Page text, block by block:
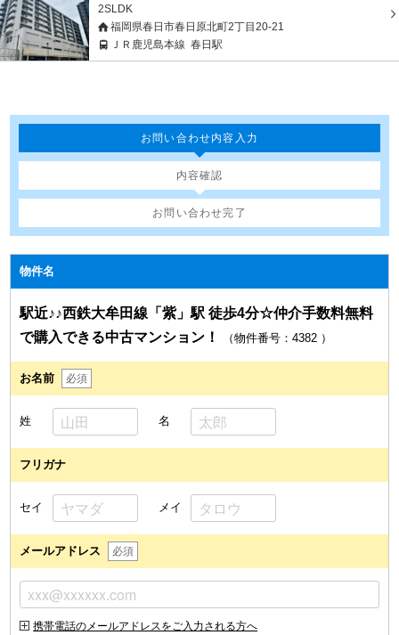
2SLDK
福岡県春日市春日原北町2丁目20-21
ＪＲ鹿児島本線 春日駅
お問い合わせ内容入力
内容確認
お問い合わせ完了
物件名
駅近♪♪西鉄大牟田線「紫」駅 徒歩4分☆仲介手数料無料
で購入できる中古マンション！
（物件番号：4382 ）
お名前 必須
姓 名
フリガナ
セイ メイ
メールアドレス 必須
携帯電話のメールアドレスをご入力される方へ